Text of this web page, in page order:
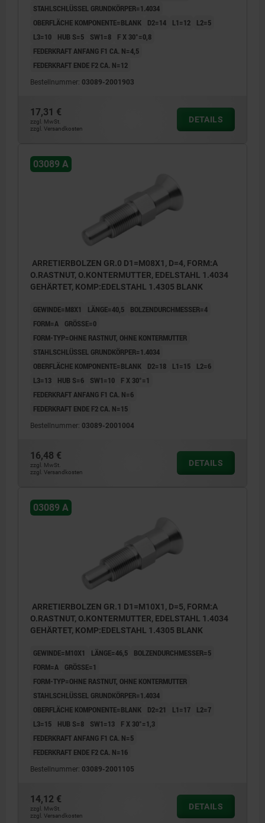
STAHLSCHLÜSSEL GRUNDKÖRPER=1.4034
OBERFLÄCHE KOMPONENTE=BLANK
D2=14 L1=12
L2=5
L3=10
HUB S=5 SW1=8
F X 30°=0,8
FEDERKRAFT ANFANG F1 CA. N=4,5
FEDERKRAFT ENDE F2 CA. N=12
Bestellnummer: 03089-2001903
17,31 €
zzgl. MwSt.
zzgl. Versandkosten
DETAILS
03089 A
ARRETIERBOLZEN GR.0 D1=M08X1, D=4, FORM:A
O.RASTNUT, O.KONTERMUTTER, EDELSTAHL 1.4034
GEHÄRTET, KOMP:EDELSTAHL 1.4305 BLANK
GEWINDE=M8X1 LÄNGE=40,5
BOLZENDURCHMESSER=4
FORM=A
GRÖSSE=0
FORM-TYP=OHNE RASTNUT, OHNE KONTERMUTTER
STAHLSCHLÜSSEL GRUNDKÖRPER=1.4034
OBERFLÄCHE KOMPONENTE=BLANK
D2=18 L1=15
L2=6
L3=13
HUB S=6 SW1=10
F X 30°=1
FEDERKRAFT ANFANG F1 CA. N=6
FEDERKRAFT ENDE F2 CA. N=15
Bestellnummer: 03089-2001004
16,48 €
zzgl. MwSt.
zzgl. Versandkosten
DETAILS
03089 A
ARRETIERBOLZEN GR.1 D1=M10X1, D=5, FORM:A
O.RASTNUT, O.KONTERMUTTER, EDELSTAHL 1.4034
GEHÄRTET, KOMP:EDELSTAHL 1.4305 BLANK
GEWINDE=M10X1 LÄNGE=46,5
BOLZENDURCHMESSER=5
FORM=A
GRÖSSE=1
FORM-TYP=OHNE RASTNUT, OHNE KONTERMUTTER
STAHLSCHLÜSSEL GRUNDKÖRPER=1.4034
OBERFLÄCHE KOMPONENTE=BLANK
D2=21 L1=17
L2=7
L3=15
HUB S=8 SW1=13
F X 30°=1,3
FEDERKRAFT ANFANG F1 CA. N=5
FEDERKRAFT ENDE F2 CA. N=16
Bestellnummer: 03089-2001105
14,12 €
zzgl. MwSt.
zzgl. Versandkosten
DETAILS